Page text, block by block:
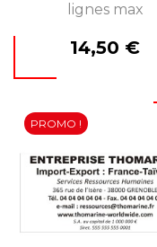
lignes max
Prix
14,50 €
PROMO !